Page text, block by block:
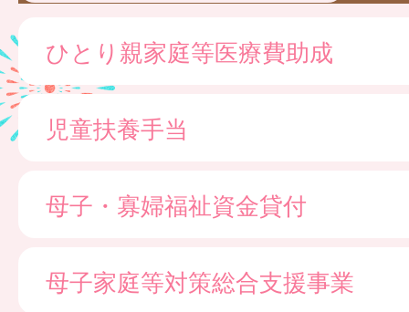
ひとり親家庭等医療費助成
児童扶養手当
母子・寡婦福祉資金貸付
母子家庭等対策総合支援事業